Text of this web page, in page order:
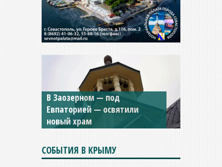
Мужской монастырь Косьмы
и Дамиана в Крыму вновь
открыт для посещения
СОБЫТИЯ В КРЫМУ